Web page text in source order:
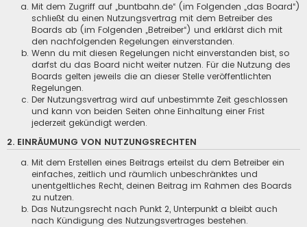
Mit dem Zugriff auf „buntbahn.de“ (im Folgenden „das Board“)
schließt du einen Nutzungsvertrag mit dem Betreiber des
Boards ab (im Folgenden „Betreiber“) und erklärst dich mit
den nachfolgenden Regelungen einverstanden.
Wenn du mit diesen Regelungen nicht einverstanden bist, so
darfst du das Board nicht weiter nutzen. Für die Nutzung des
Boards gelten jeweils die an dieser Stelle veröffentlichten
Regelungen.
Der Nutzungsvertrag wird auf unbestimmte Zeit geschlossen
und kann von beiden Seiten ohne Einhaltung einer Frist
jederzeit gekündigt werden.
2. EINRÄUMUNG VON NUTZUNGSRECHTEN
Mit dem Erstellen eines Beitrags erteilst du dem Betreiber ein
einfaches, zeitlich und räumlich unbeschränktes und
unentgeltliches Recht, deinen Beitrag im Rahmen des Boards
zu nutzen.
Das Nutzungsrecht nach Punkt 2, Unterpunkt a bleibt auch
nach Kündigung des Nutzungsvertrages bestehen.